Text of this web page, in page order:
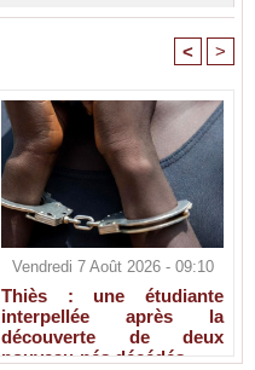
< >
Vendredi 7 Août 2026 - 09:10
Thiès : une étudiante
interpellée après la
découverte de deux
nouveau-nés décédés